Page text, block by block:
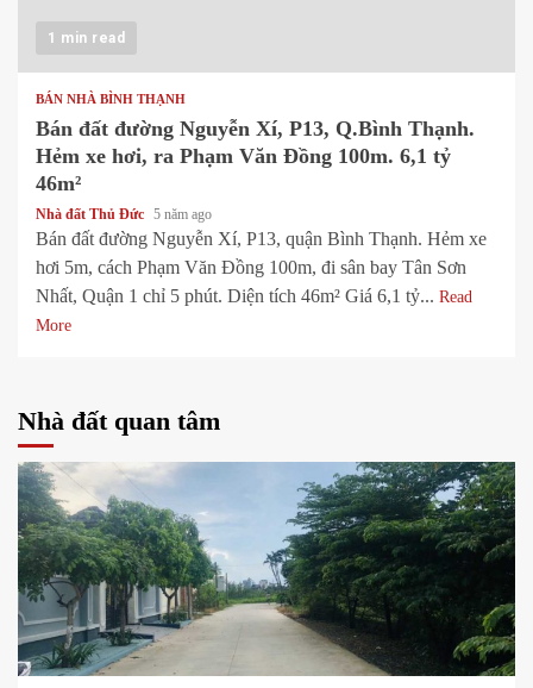
1 min read
BÁN NHÀ BÌNH THẠNH
Bán đất đường Nguyễn Xí, P13, Q.Bình Thạnh.
Hẻm xe hơi, ra Phạm Văn Đồng 100m. 6,1 tỷ
46m²
Nhà đất Thủ Đức 5 năm ago
Bán đất đường Nguyễn Xí, P13, quận Bình Thạnh. Hẻm xe
hơi 5m, cách Phạm Văn Đồng 100m, đi sân bay Tân Sơn
Nhất, Quận 1 chỉ 5 phút. Diện tích 46m² Giá 6,1 tỷ... Read
More
Nhà đất quan tâm
1 min read